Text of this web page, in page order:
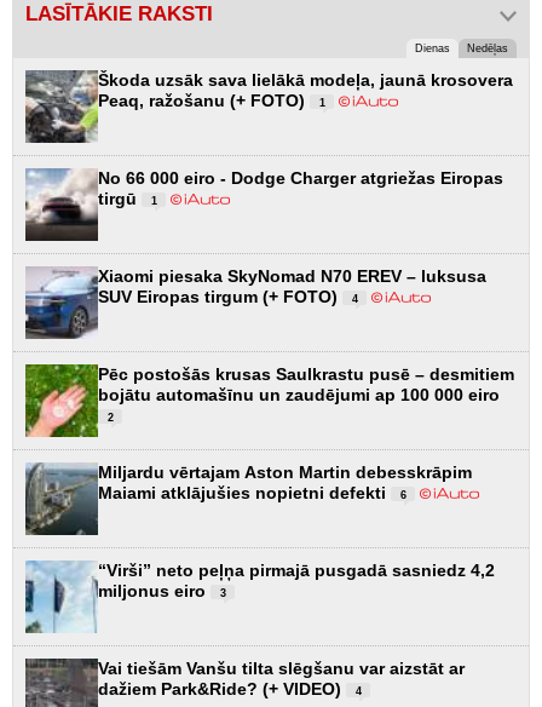
LASĪTĀKIE RAKSTI
Dienas Nedēļas
Škoda uzsāk sava lielākā modeļa, jaunā krosovera
Peaq, ražošanu (+ FOTO)
1
No 66 000 eiro - Dodge Charger atgriežas Eiropas
tirgū
1
Xiaomi piesaka SkyNomad N70 EREV – luksusa
SUV Eiropas tirgum (+ FOTO)
4
Pēc postošās krusas Saulkrastu pusē – desmitiem
bojātu automašīnu un zaudējumi ap 100 000 eiro
2
Miljardu vērtajam Aston Martin debesskrāpim
Maiami atklājušies nopietni defekti
6
“Virši” neto peļņa pirmajā pusgadā sasniedz 4,2
miljonus eiro
3
Vai tiešām Vanšu tilta slēgšanu var aizstāt ar
dažiem Park&Ride? (+ VIDEO)
4